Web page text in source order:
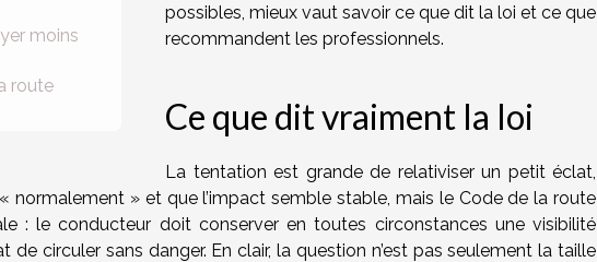
moins
route
possibles, mieux vaut savoir ce que dit la loi et ce que
recommandent les professionnels.
Ce que dit vraiment la loi
La tentation est grande de relativiser un petit éclat,
normalement » et que l’impact semble stable, mais le Code de la route
: le conducteur doit conserver en toutes circonstances une visibilité
de circuler sans danger. En clair, la question n’est pas seulement la taille